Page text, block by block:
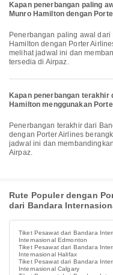
Kapan penerbangan paling
Munro Hamilton dengan
Penerbangan paling awal dari Bandara Internasional John C Munro
Hamilton dengan Porter
melihat jadwal ini dan
tersedia di Airpaz.
Kapan penerbangan terakhir
Hamilton menggunakan
Penerbangan terakhir dari Bandara Internasional John C Munro Hamilton
dengan Porter Airlines
jadwal ini dan
Airpaz.
Rute Populer dengan
dari Bandara
Tiket Pesawat dari Bandara
Internasional Edmonton
Tiket Pesawat dari Bandara
Internasional Halifax
Tiket Pesawat dari Bandara
Internasional Calgary